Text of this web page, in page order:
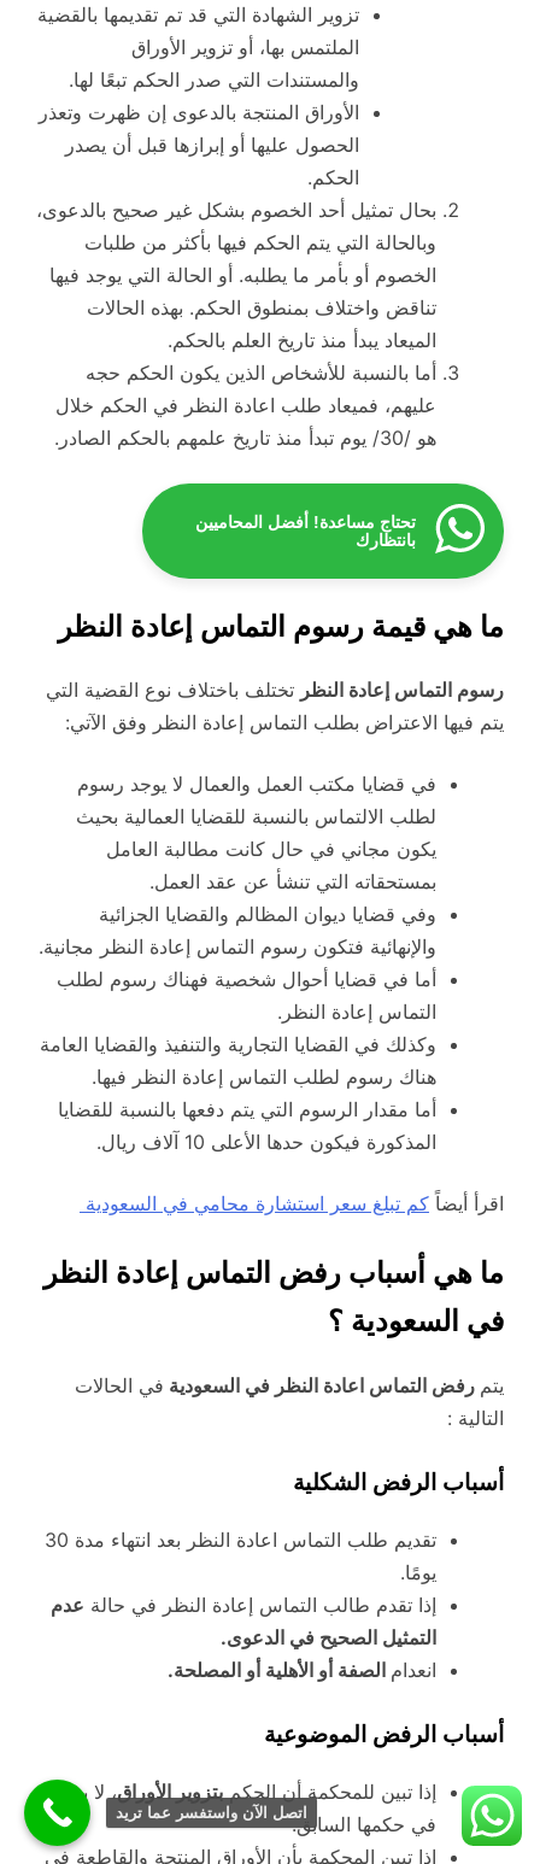
تزوير الشهادة التي قد تم تقديمها بالقضية
الملتمس بها، أو تزوير الأوراق
والمستندات التي صدر الحكم تبعًا لها.
الأوراق المنتجة بالدعوى إن ظهرت وتعذر
الحصول عليها أو إبرازها قبل أن يصدر
الحكم.
بحال تمثيل أحد الخصوم بشكل غير صحيح بالدعوى،
وبالحالة التي يتم الحكم فيها بأكثر من طلبات
الخصوم أو بأمر ما يطلبه. أو الحالة التي يوجد فيها
تناقض واختلاف بمنطوق الحكم. بهذه الحالات
الميعاد يبدأ منذ تاريخ العلم بالحكم.
أما بالنسبة للأشخاص الذين يكون الحكم حجه
عليهم، فميعاد طلب اعادة النظر في الحكم خلال
هو /30/ يوم تبدأ منذ تاريخ علمهم بالحكم الصادر.
تحتاج مساعدة! أفضل المحاميين
بانتظارك
ما هي قيمة رسوم التماس إعادة النظر
رسوم التماس إعادة النظر تختلف باختلاف نوع القضية التي
يتم فيها الاعتراض بطلب التماس إعادة النظر وفق الآتي:
في قضايا مكتب العمل والعمال لا يوجد رسوم
لطلب الالتماس بالنسبة للقضايا العمالية بحيث
يكون مجاني في حال كانت مطالبة العامل
بمستحقاته التي تنشأ عن عقد العمل.
وفي قضايا ديوان المظالم والقضايا الجزائية
والإنهائية فتكون رسوم التماس إعادة النظر مجانية.
أما في قضايا أحوال شخصية فهناك رسوم لطلب
التماس إعادة النظر.
وكذلك في القضايا التجارية والتنفيذ والقضايا العامة
هناك رسوم لطلب التماس إعادة النظر فيها.
أما مقدار الرسوم التي يتم دفعها بالنسبة للقضايا
المذكورة فيكون حدها الأعلى 10 آلاف ريال.
اقرأ أيضاً كم تبلغ سعر استشارة محامي في السعودية
ما هي أسباب رفض التماس إعادة النظر
في السعودية ؟
يتم رفض التماس اعادة النظر في السعودية في الحالات
التالية :
أسباب الرفض الشكلية
تقديم طلب التماس اعادة النظر بعد انتهاء مدة 30
يومًا.
إذا تقدم طالب التماس إعادة النظر في حالة عدم
التمثيل الصحيح في الدعوى.
انعدام الصفة أو الأهلية أو المصلحة.
أسباب الرفض الموضوعية
إذا تبين للمحكمة أن الحكم بتزوير الأوراق، لا يؤثر
في حكمها السابق.
إذا تبين المحكمة بأن الأوراق المنتجة والقاطعة في
اتصل الآن واستفسر عما تريد